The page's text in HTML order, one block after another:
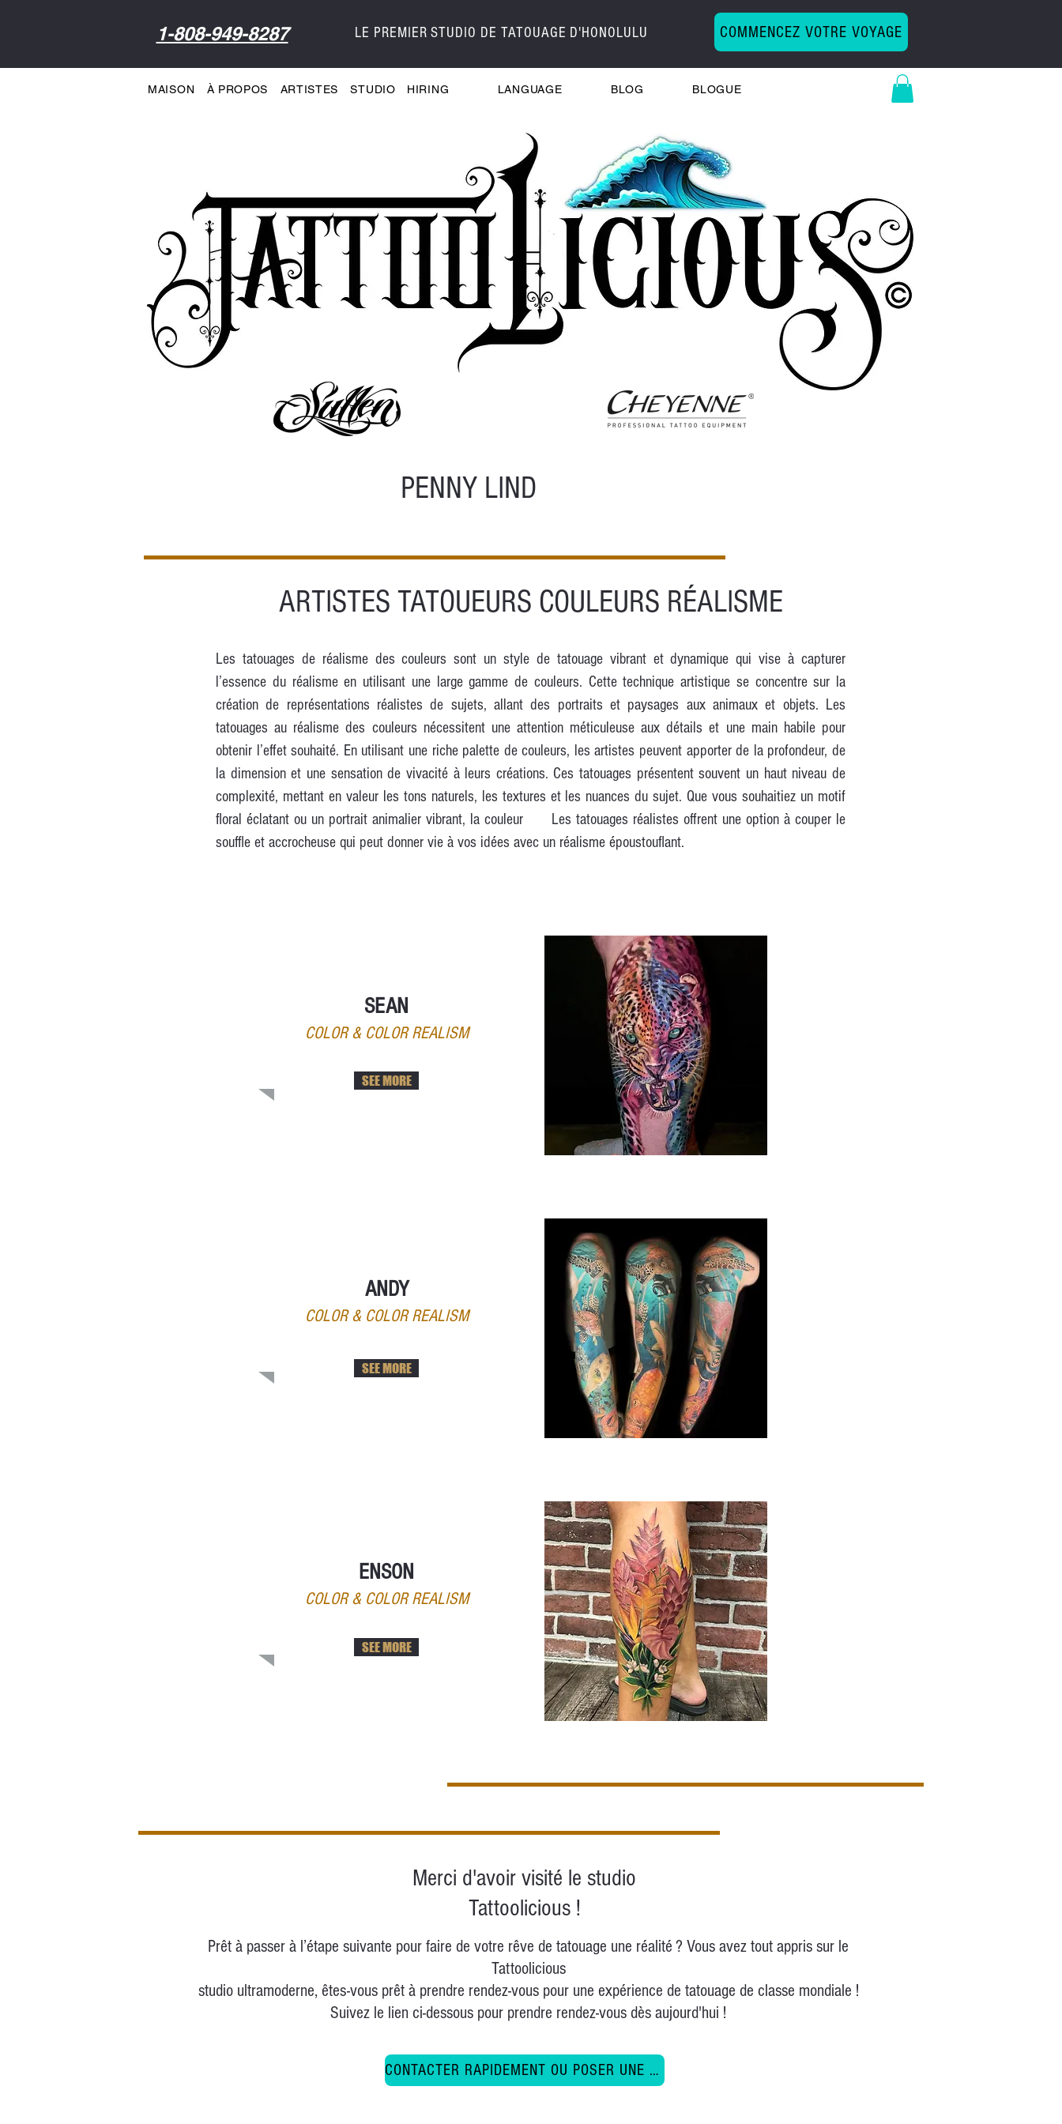
1-808-949-8287 LE PREMIER STUDIO DE TATOUAGE D'HONOLULU COMMENCEZ VOTRE VOYAGE
MAISON À PROPOS ARTISTES STUDIO HIRING LANGUAGE BLOG BLOGUE
PENNY LIND
ARTISTES TATOUEURS COULEURS RÉALISME
Les tatouages de réalisme des couleurs sont un style de tatouage vibrant et dynamique qui vise à capturer
l’essence du réalisme en utilisant une large gamme de couleurs. Cette technique artistique se concentre sur la
création de représentations réalistes de sujets, allant des portraits et paysages aux animaux et objets. Les
tatouages au réalisme des couleurs nécessitent une attention méticuleuse aux détails et une main habile pour
obtenir l’effet souhaité. En utilisant une riche palette de couleurs, les artistes peuvent apporter de la profondeur, de
la dimension et une sensation de vivacité à leurs créations. Ces tatouages présentent souvent un haut niveau de
complexité, mettant en valeur les tons naturels, les textures et les nuances du sujet. Que vous souhaitiez un motif
floral éclatant ou un portrait animalier vibrant, la couleur Les tatouages réalistes offrent une option à couper le
souffle et accrocheuse qui peut donner vie à vos idées avec un réalisme époustouflant.
SEAN
COLOR & COLOR REALISM
SEE MORE
ANDY
COLOR & COLOR REALISM
SEE MORE
ENSON
COLOR & COLOR REALISM
SEE MORE
Merci d'avoir visité le studio
Tattoolicious !
Prêt à passer à l’étape suivante pour faire de votre rêve de tatouage une réalité ? Vous avez tout appris sur le
Tattoolicious
studio ultramoderne, êtes-vous prêt à prendre rendez-vous pour une expérience de tatouage de classe mondiale !
Suivez le lien ci-dessous pour prendre rendez-vous dès aujourd'hui !
CONTACTER RAPIDEMENT OU POSER UNE QUESTION